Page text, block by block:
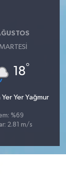
18°
Yer Yer Yağmur
%69
2.81 m/s